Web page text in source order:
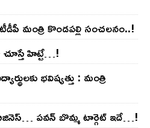
మంత్రి కొండ‌ప‌ల్లి సంచ‌ల‌నం..!
హిట్టే…!
భ‌విష్య‌త్తు : మంత్రి
బిజినెస్‌… ప‌వ‌న్ బొమ్మ టార్గెట్ ఇదే…!